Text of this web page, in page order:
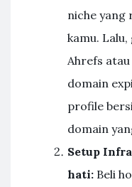
niche yang
kamu.
Ahrefs
domain
profile
domain
Setup
hati: Beli